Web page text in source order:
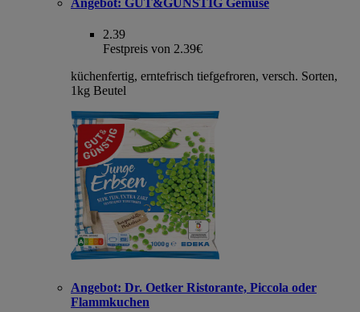
Angebot: GUT&GÜNSTIG Gemüse
2.39
Festpreis von 2.39€
küchenfertig, erntefrisch tiefgefroren, versch. Sorten,
1kg Beutel
Angebot: Dr. Oetker Ristorante, Piccola oder
Flammkuchen